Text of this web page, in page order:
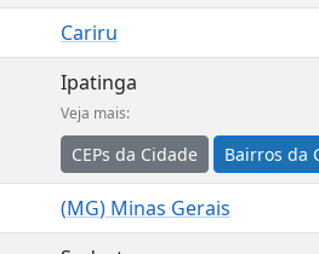
Cariru
Ipatinga
Veja mais:
CEPs da Cidade Bairros da
(MG) Minas Gerais